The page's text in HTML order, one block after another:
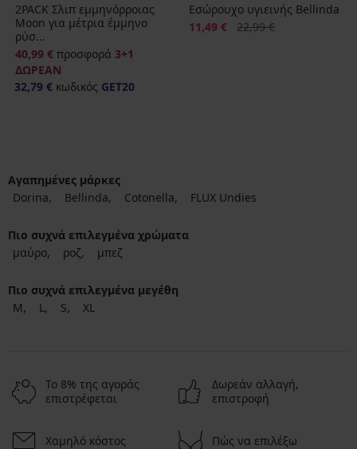
2PACK Σλιπ εμμηνόρροιας
Moon για μέτρια έμμηνο
ρύσ...
40,99 € προσφορά 3+1
ΔΩΡΕΑΝ
32,79 € κωδικός GET20
Εσώρουχο υγιεινής Bellinda
Έκπτωση
11,49 € Αρχική τιμή
22,99 €
Αγαπημένες μάρκες
Dorina
Bellinda Cotonella FLUX Undies
Πιο συχνά επιλεγμένα χρώματα
μαύρο
ροζ μπεζ
Πιο συχνά επιλεγμένα μεγέθη
M
L S XL
Το 8% της αγοράς
επιστρέφεται
Δωρεάν αλλαγή,
επιστροφή
Χαμηλό κόστος Πώς να επιλέξω